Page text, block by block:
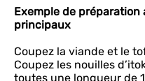
Exemple de
principaux
Coupez la viande et le
Coupez les nouilles
toutes une longueur de